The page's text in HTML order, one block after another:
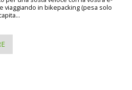
viaggiando in bikepacking (pesa solo